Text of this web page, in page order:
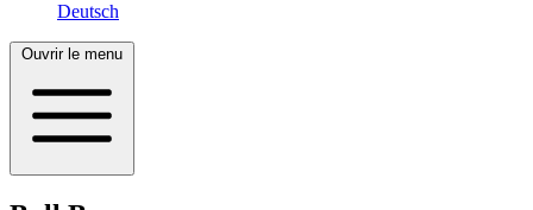
Deutsch
Ouvrir le menu